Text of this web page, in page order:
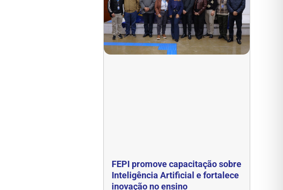
FEPI promove capacitação sobre
Inteligência Artificial e fortalece
inovação no ensino